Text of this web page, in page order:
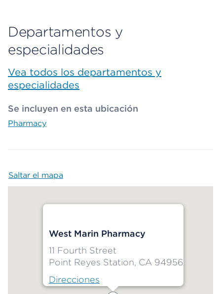
Departamentos y
especialidades
Vea todos los departamentos y
especialidades
Se incluyen en esta ubicación
Pharmacy
Saltar el mapa
West Marin Pharmacy
11 Fourth Street
Point Reyes Station, CA 94956
Direcciones